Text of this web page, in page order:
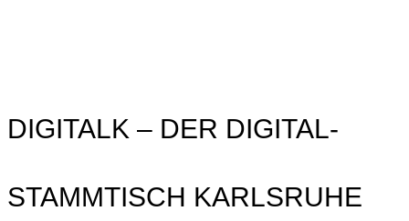
DIGITALK – DER DIGITAL-
STAMMTISCH KARLSRUHE